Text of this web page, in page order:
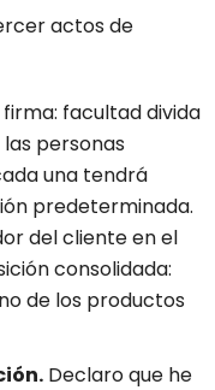
actos de
facultad divida
personas
una tendrá
predeterminada.
del cliente en el
consolidada:
de los productos
Declaro que he